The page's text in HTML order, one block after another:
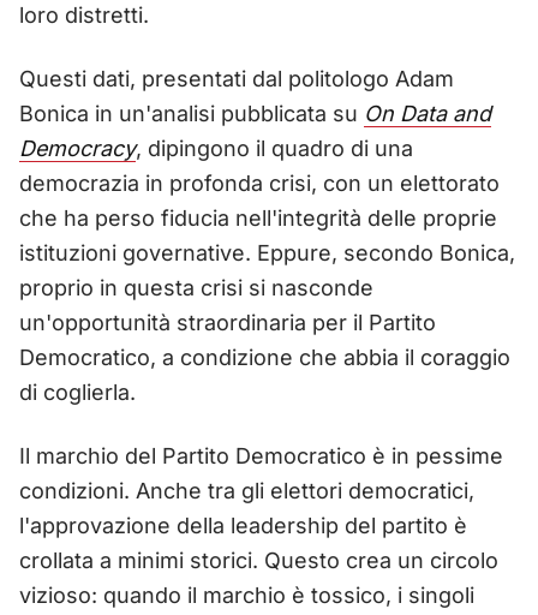
loro distretti.
Questi dati, presentati dal politologo Adam
Bonica in un'analisi pubblicata su On Data and
Democracy, dipingono il quadro di una
democrazia in profonda crisi, con un elettorato
che ha perso fiducia nell'integrità delle proprie
istituzioni governative. Eppure, secondo Bonica,
proprio in questa crisi si nasconde
un'opportunità straordinaria per il Partito
Democratico, a condizione che abbia il coraggio
di coglierla.
Il marchio del Partito Democratico è in pessime
condizioni. Anche tra gli elettori democratici,
l'approvazione della leadership del partito è
crollata a minimi storici. Questo crea un circolo
vizioso: quando il marchio è tossico, i singoli